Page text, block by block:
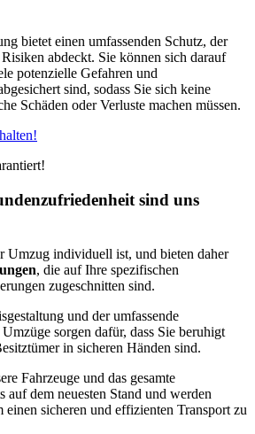
bietet einen umfassenden Schutz, der
abdeckt. Sie können sich darauf
potenzielle Gefahren und
sind, sodass Sie sich keine
Schäden oder Verluste machen müssen.
sind uns
Umzug individuell ist, und bieten daher
, die auf Ihre spezifischen
zugeschnitten sind.
und der umfassende
sorgen dafür, dass Sie beruhigt
in sicheren Händen sind.
Fahrzeuge und das gesamte
auf dem neuesten Stand und werden
einen sicheren und effizienten Transport zu